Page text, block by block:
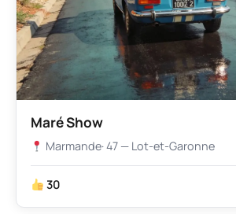
Maré Show
Marmande· 47 — Lot-et-Garonne
30